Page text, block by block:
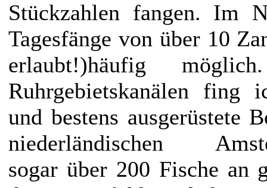
Stückzahlen fangen. Im
Tagesfänge von über 10
erlaubt!)häufig
Ruhrgebietskanälen fing
und bestens ausgerüstete
niederländischen
sogar über 200 Fische an